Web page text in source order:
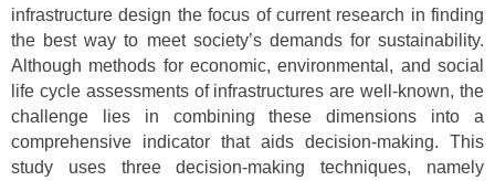
infrastructure design the focus of current research in finding
the best way to meet society’s demands for sustainability.
Although methods for economic, environmental, and social
life cycle assessments of infrastructures are well-known, the
challenge lies in combining these dimensions into a
comprehensive indicator that aids decision-making. This
study uses three decision-making techniques, namely